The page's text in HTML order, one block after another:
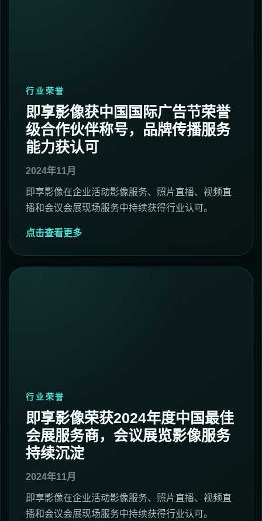
行业荣誉
即享影像获中国国际广告节荣誉
级合作伙伴称号，品牌传播服务
能力获认可
2024年11月
即享影像在企业活动影像服务、照片直播、视频直
播和会议会展现场服务中持续获得行业认可。
点击查看更多
行业荣誉
即享影像荣获2024年度中国最佳
会展服务商，会议展览影像服务
持续沉淀
2024年11月
即享影像在企业活动影像服务、照片直播、视频直
播和会议会展现场服务中持续获得行业认可。